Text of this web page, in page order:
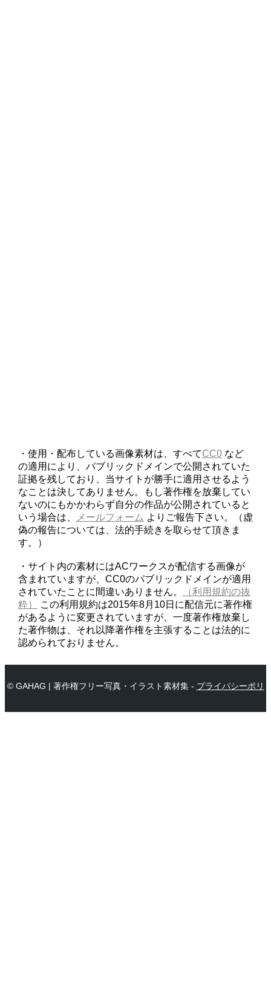
・使用・配布している画像素材は、すべてCC0など
の適用により、パブリックドメインで公開されていた
証拠を残しており、当サイトが勝手に適用させるよう
なことは決してありません。もし著作権を放棄してい
ないのにもかかわらず自分の作品が公開されていると
いう場合は、
メールフォーム よりご報告下さい。（虚
偽の報告については、法的手続きを取らせて頂きま
す。）
・サイト内の素材にはACワークスが配信する画像が
含まれていますが、CC0のパブリックドメインが適用
されていたことに間違いありません。
（利用規約の抜
粋）
この利用規約は2015年8月10日に配信元に著作権
があるように変更されていますが、一度著作権放棄し
た著作物は、それ以降著作権を主張することは法的に
認められておりません。
© GAHAG | 著作権フリー写真・イラスト素材集 - プライバシーポリ